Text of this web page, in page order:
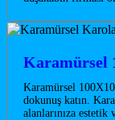
Karamürsel
Karamürsel
dokunuş katın.
alanlarınıza